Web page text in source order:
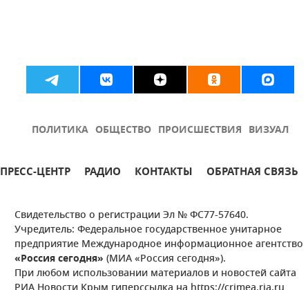
ПОЛИТИКА ОБЩЕСТВО ПРОИСШЕСТВИЯ ВИЗУАЛ
ПРЕСС-ЦЕНТР РАДИО КОНТАКТЫ ОБРАТНАЯ СВЯЗЬ
Свидетельство о регистрации Эл № ФС77-57640.
Учредитель: Федеральное государственное унитарное
предприятие Международное информационное агентство
«Россия сегодня» (МИА «Россия сегодня»).
При любом использовании материалов и новостей сайта